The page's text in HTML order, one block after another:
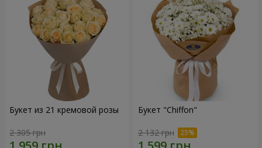
Букет из 21 кремовой розы
2 305 грн
Букет "Chiffon"
2 132 грн